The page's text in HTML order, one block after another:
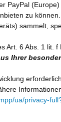
zu
sammelt,
6 Abs. 1
Ihrer
ua/privacy-